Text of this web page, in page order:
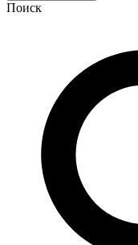
Поиск